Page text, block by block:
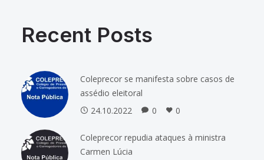
Recent Posts
Coleprecor se manifesta sobre casos de
assédio eleitoral
24.10.2022
0 0
Coleprecor repudia ataques à ministra
Carmen Lúcia